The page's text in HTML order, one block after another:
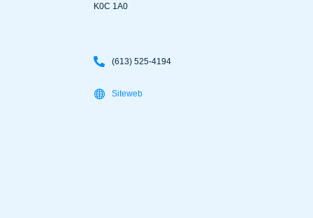
K0C 1A0
(613) 525-4194
Siteweb